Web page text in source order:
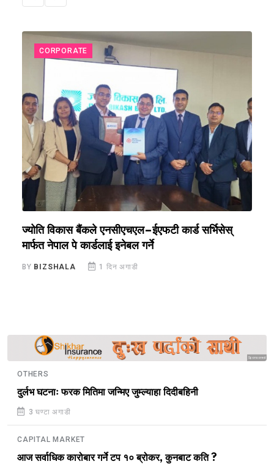
CORPORATE
ज्योति विकास बैंकले एनसीएचएल–ईएफटी कार्ड सर्भिसेस्
मार्फत नेपाल पे कार्डलाई इनेबल गर्ने
BY BIZSHALA 1 दिन अगाडी
Sponsored
OTHERS
दुर्लभ घटनाः फरक मितिमा जन्मिए जुम्ल्याहा दिदीबहिनी
3 घण्टा अगाडी
CAPITAL MARKET
आज सर्वाधिक कारोबार गर्ने टप १० ब्रोकर, कुनबाट कति ?